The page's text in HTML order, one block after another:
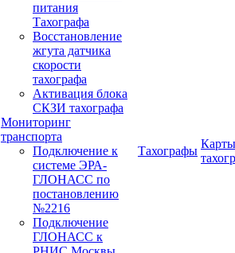
питания
Тахографа
Восстановление
жгута датчика
скорости
тахографа
Активация блока
СКЗИ тахографа
Мониторинг
транспорта
Подключение к
системе ЭРА-
ГЛОНАСС по
постановлению
№2216
Подключение
ГЛОНАСС к
Тахографы
Карты